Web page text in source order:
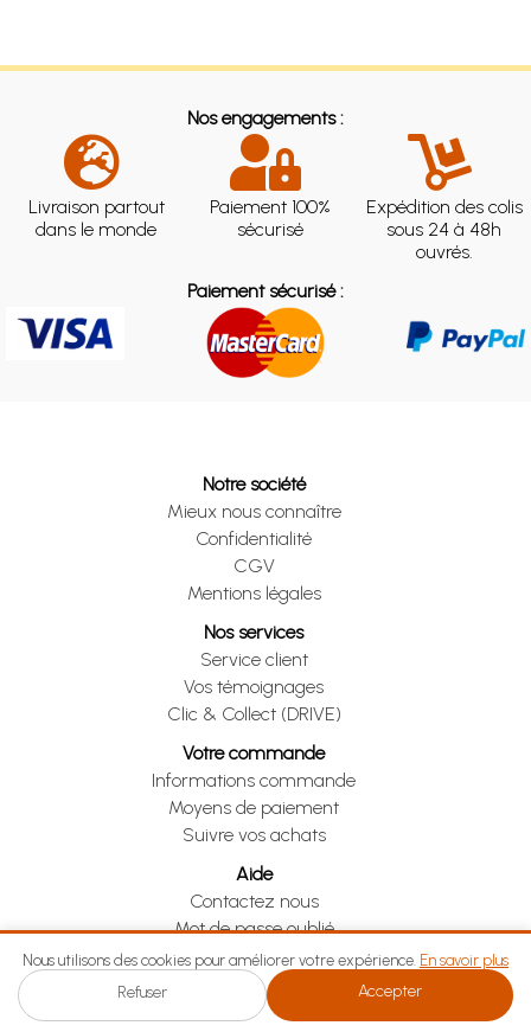
Nos engagements :
Livraison partout
dans le monde
Paiement 100%
sécurisé
Expédition des colis
sous 24 à 48h
ouvrés.
Paiement sécurisé :
Notre société
Mieux nous connaître
Confidentialité
CGV
Mentions légales
Nos services
Service client
Vos témoignages
Clic & Collect (DRIVE)
Votre commande
Informations commande
Moyens de paiement
Suivre vos achats
Aide
Contactez nous
Mot de passe oublié
Je me rétracte
Je me rétracte
Nous utilisons des cookies pour améliorer votre expérience. En savoir plus
Refuser Accepter